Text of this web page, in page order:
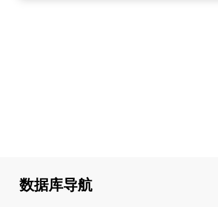
数据库导航